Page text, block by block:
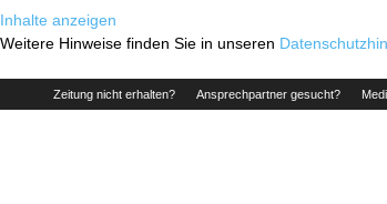
Inhalte anzeigen
Weitere Hinweise finden Sie in unseren
Zeitung nicht erhalten? Ansprechpartner gesucht?